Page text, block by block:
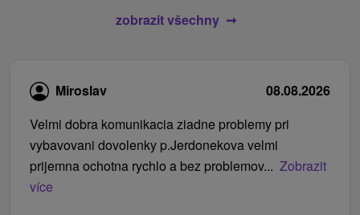
zobrazit všechny
Miroslav
08.08.2026
Velmi dobra komunikacia ziadne problemy pri
vybavovani dovolenky p.Jerdonekova velmi
prijemna ochotna rychlo a bez problemov... Zobrazit
více